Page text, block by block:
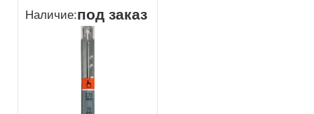
Наличие:под заказ